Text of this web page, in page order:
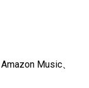
Music、